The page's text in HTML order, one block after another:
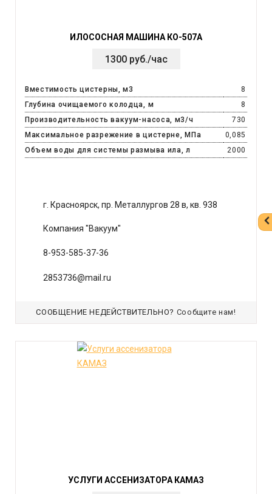
ИЛОСОСНАЯ МАШИНА КО-507А
1300 руб./час
Вместимость цистерны, м3
8
Глубина очищаемого колодца, м
8
Производительность вакуум-насоса, м3/ч
730
Максимальное разрежение в цистерне, МПа
0,085
Объем воды для системы размыва ила, л
2000
г. Красноярск, пр. Металлургов 28 в, кв. 938
Компания "Вакуум"
8-953-585-37-36
2853736@mail.ru
СООБЩЕНИЕ НЕДЕЙСТВИТЕЛЬНО? Сообщите нам!
УСЛУГИ АССЕНИЗАТОРА КАМАЗ